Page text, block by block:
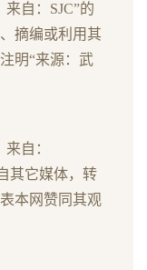
自：SJC”的
摘编或利用其
明“来源：武
自：
其它媒体，转
本网赞同其观